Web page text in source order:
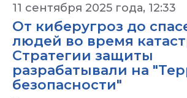
11 сентября 2025 года, 12:33
От киберугроз до
людей во время
Стратегии защиты
разрабатывали на
безопасности"